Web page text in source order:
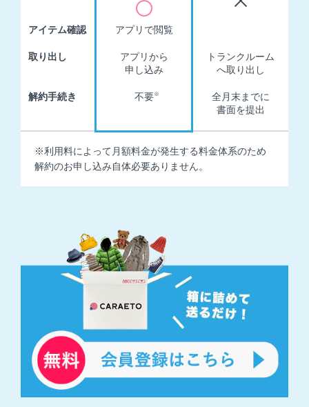
アイテム確認 アプリで閲覧
取り出し
アプリから
申し込み
トランクルーム
へ取り出し
解約手続き 不要※
全月末までに
書面を提出
※利用料によって月額料金が発生する料金体系のため
解約のお申し込み自体必要ありません。